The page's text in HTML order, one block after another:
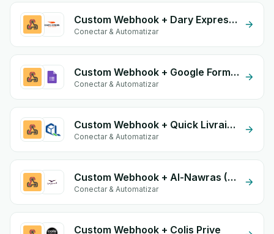
Custom Webhook + Dary Expresse
Conectar & Automatizar
Custom Webhook + Google Form Integration
Conectar & Automatizar
Custom Webhook + Quick Livraison
Conectar & Automatizar
Custom Webhook + Al-Nawras (Nawris)
Conectar & Automatizar
Custom Webhook + Colis Prive